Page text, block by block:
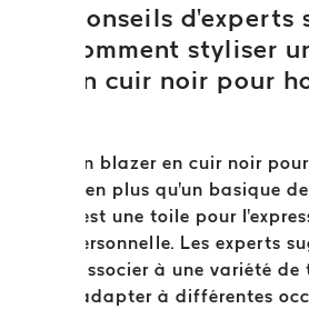
Conseils d'experts
comment styliser
en cuir noir pour
Un blazer en cuir noir
bien plus qu'un basique
c'est une toile pour
personnelle. Les experts
l'associer à une variété de
s'adapter à différentes